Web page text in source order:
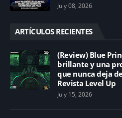
July 08, 2026
ARTÍCULOS RECIENTES
(Review) Blue
brillante y una
que nunca deja
Revista Level Up
July 15, 2026